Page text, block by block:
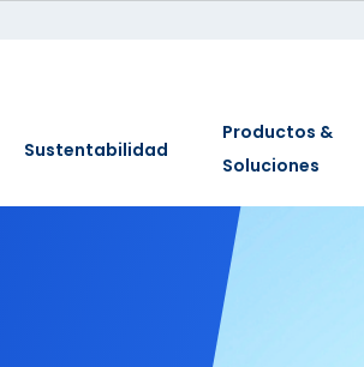
Sustentabilidad
Productos &
Soluciones